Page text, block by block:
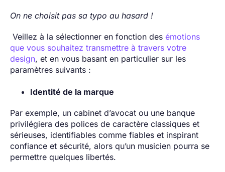
On ne choisit pas sa typo au hasard !
Veillez à la sélectionner en fonction des émotions
que vous souhaitez transmettre à travers votre
design, et en vous basant en particulier sur les
paramètres suivants :
Identité de la marque
Par exemple, un cabinet d’avocat ou une banque
privilégiera des polices de caractère classiques et
sérieuses, identifiables comme fiables et inspirant
confiance et sécurité, alors qu’un musicien pourra se
permettre quelques libertés.